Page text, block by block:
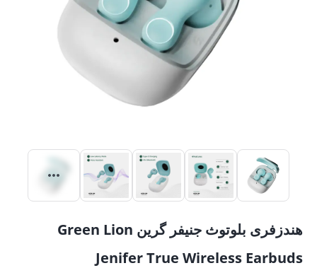
هندزفری بلوتوث جنیفر گرین Green Lion
Jenifer True Wireless Earbuds